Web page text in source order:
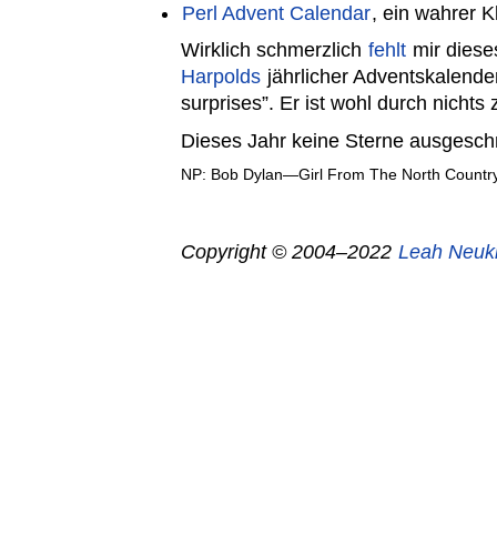
Perl Advent Calendar, ein wahrer
Wirklich schmerzlich fehlt mir
Harpolds jährlicher
surprises”. Er ist wohl durch nichts
Dieses Jahr keine Sterne
NP: Bob Dylan—Girl From The North
Copyright © 2004–2022 Leah